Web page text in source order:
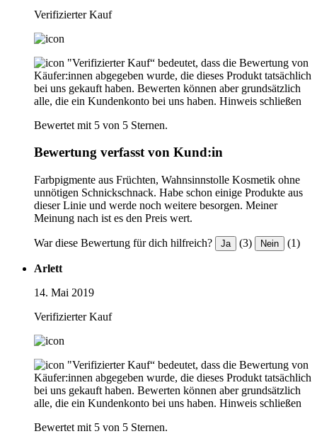
Verifizierter Kauf
"Verifizierter Kauf“ bedeutet, dass die Bewertung von
Käufer:innen abgegeben wurde, die dieses Produkt tatsächlich
bei uns gekauft haben. Bewerten können aber grundsätzlich
alle, die ein Kundenkonto bei uns haben. Hinweis schließen
Bewertet mit 5 von 5 Sternen.
Bewertung verfasst von Kund:in
Farbpigmente aus Früchten, Wahnsinnstolle Kosmetik ohne
unnötigen Schnickschnack. Habe schon einige Produkte aus
dieser Linie und werde noch weitere besorgen. Meiner
Meinung nach ist es den Preis wert.
War diese Bewertung für dich hilfreich? Ja (3) Nein (1)
Arlett
14. Mai 2019
Verifizierter Kauf
"Verifizierter Kauf“ bedeutet, dass die Bewertung von
Käufer:innen abgegeben wurde, die dieses Produkt tatsächlich
bei uns gekauft haben. Bewerten können aber grundsätzlich
alle, die ein Kundenkonto bei uns haben. Hinweis schließen
Bewertet mit 5 von 5 Sternen.